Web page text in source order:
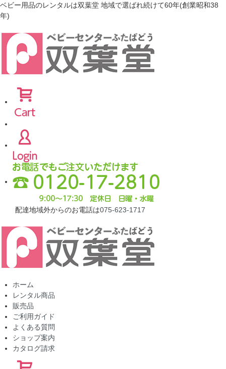
ベビー用品のレンタルは双葉堂 地域で選ばれ続けて60年(創業昭和38
年)
配達地域外からのお電話は075-623-1717
ホーム
レンタル商品
販売品
ご利用ガイド
よくある質問
ショップ案内
カタログ請求